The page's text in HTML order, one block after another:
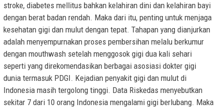
stroke, diabetes mellitus bahkan kelahiran dini dan kelahiran bayi
dengan berat badan rendah. Maka dari itu, penting untuk menjaga
kesehatan gigi dan mulut dengan tepat. Tahapan yang dianjurkan
adalah menyempurnakan proses pembersihan melalu berkumur
dengan mouthwash setelah menggosok gigi dua kali sehari
seperti yang direkomendasikan berbagai asosiasi dokter gigi
dunia termasuk PDGI. Kejadian penyakit gigi dan mulut di
Indonesia masih tergolong tinggi. Data Riskedas menyebutkan
sekitar 7 dari 10 orang Indonesia mengalami gigi berlubang. Maka